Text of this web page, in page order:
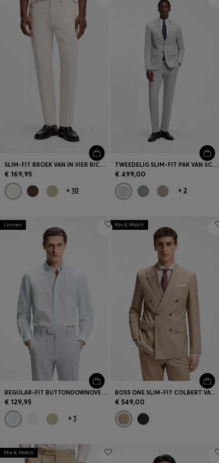
SLIM-FIT BROEK VAN IN VIER RICHTINGEN REKBAAR STRETCHMATERIAAL
€ 169,95
+ 10
TWEEDELIG SLIM-FIT PAK VAN SCHEERWOL
€ 499,00
+ 2
Linnen
REGULAR-FIT BUTTONDOWNOVERHEMD VAN LINNEN
€ 129,95
+ 1
Mix & Match
BOSS ONE SLIM-FIT COLBERT VAN SCHEERWOL
€ 549,00
Mix & Match